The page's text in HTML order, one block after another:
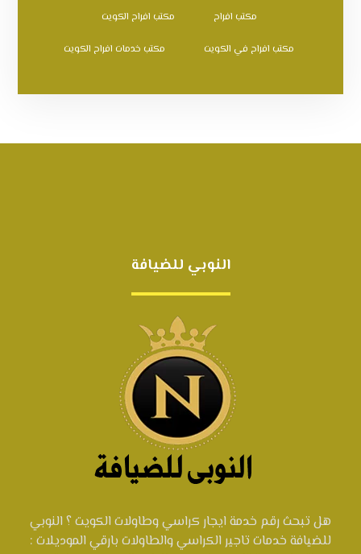
مكتب افراح مكتب افراح الكويت
مكتب افراح في الكويت مكتب خدمات افراح الكويت
النوبي للضيافة
هل تبحث رقم خدمة ايجار كراسي وطاولات الكويت ؟ النوبي
للضيافة خدمات تاجير الكراسي والطاولات بارقي الموديلات :